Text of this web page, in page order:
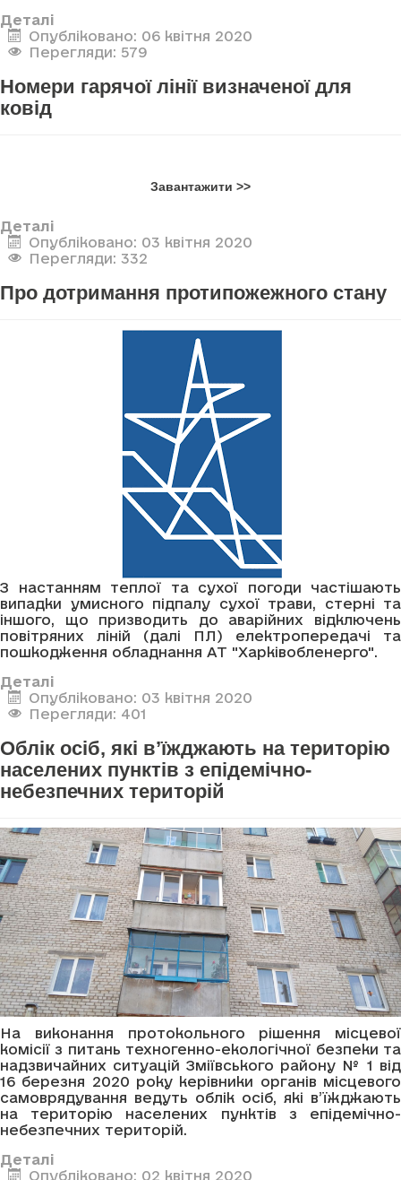
Деталі
Опубліковано: 06 квітня 2020
Перегляди: 579
Номери гарячої лінії визначеної для
ковід
Завантажити >>
Деталі
Опубліковано: 03 квітня 2020
Перегляди: 332
Про дотримання протипожежного стану
З настанням теплої та сухої погоди частішають
випадки умисного підпалу сухої трави, стерні та
іншого, що призводить до аварійних відключень
повітряних ліній (далі ПЛ) електропередачі та
пошкодження обладнання АТ "Харківобленерго".
Деталі
Опубліковано: 03 квітня 2020
Перегляди: 401
Облік осіб, які в’їжджають на територію
населених пунктів з епідемічно-
небезпечних територій
На виконання протокольного рішення місцевої
комісії з питань техногенно-екологічної безпеки та
надзвичайних ситуацій Зміївського району № 1 від
16 березня 2020 року керівники органів місцевого
самоврядування ведуть облік осіб, які в’їжджають
на територію населених пунктів з епідемічно-
небезпечних територій.
Деталі
Опубліковано: 02 квітня 2020